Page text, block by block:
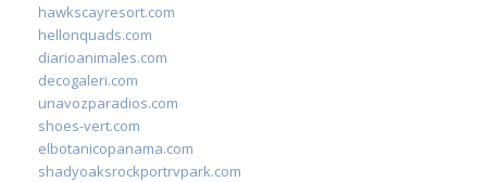
hawkscayresort.com
hellonquads.com
diarioanimales.com
decogaleri.com
unavozparadios.com
shoes-vert.com
elbotanicopanama.com
shadyoaksrockportrvpark.com